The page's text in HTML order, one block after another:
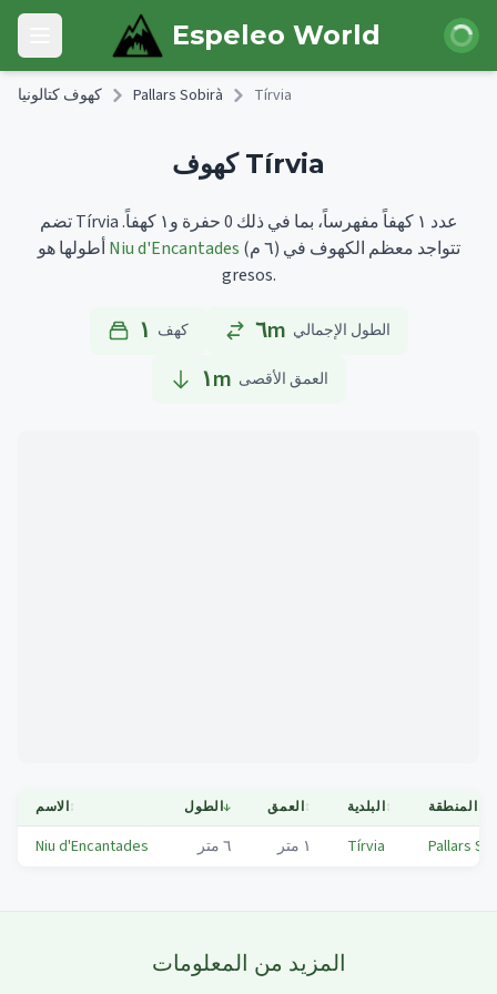
Skip to main content
Open main menu Espeleo World الدخول
كهوف كتالونيا Pallars Sobirà Tírvia
كهوف Tírvia
تضم Tírvia عدد ١ كهفاً مفهرساً، بما في ذلك 0 حفرة و١ كهفاً.
Niu d'Encantades (٦ م) تتواجد معظم الكهوف في
gresos.
١ كهف ٦m الطول الإجمالي
١m العمق الأقصى
الاسم↕ الطول↓ العمق↕ البلدية↕ المنطقة
Niu d'Encantades ٦ متر ١ متر Tírvia Pallars
المزيد من المعلومات